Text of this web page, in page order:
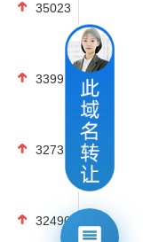
35023
33991
32737
32490